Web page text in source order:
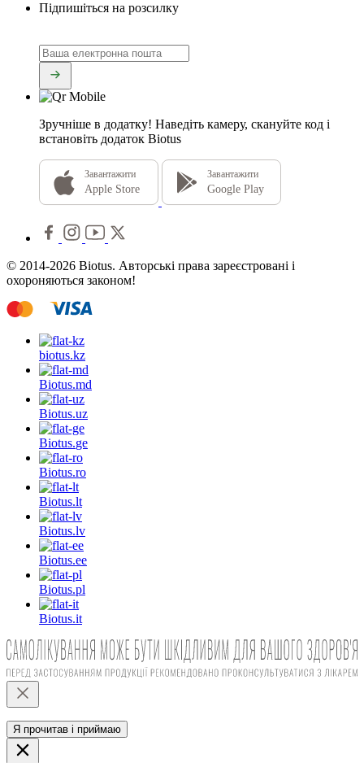
Підпишіться на розсилку
Зручніше в додатку! Наведіть камеру, скануйте код і
встановіть додаток Biotus
Завантажити
Apple Store
Завантажити
Google Play
© 2014-2026 Biotus. Авторські права зареєстровані і
охороняються законом!
biotus.kz
Biotus.md
Biotus.uz
Biotus.ge
Biotus.ro
Biotus.lt
Biotus.lv
Biotus.ee
Biotus.pl
Biotus.it
Я прочитав і приймаю